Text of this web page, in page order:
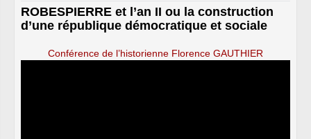
ROBESPIERRE et l’an II ou la construction
d’une république démocratique et sociale
Conférence de l’historienne Florence GAUTHIER